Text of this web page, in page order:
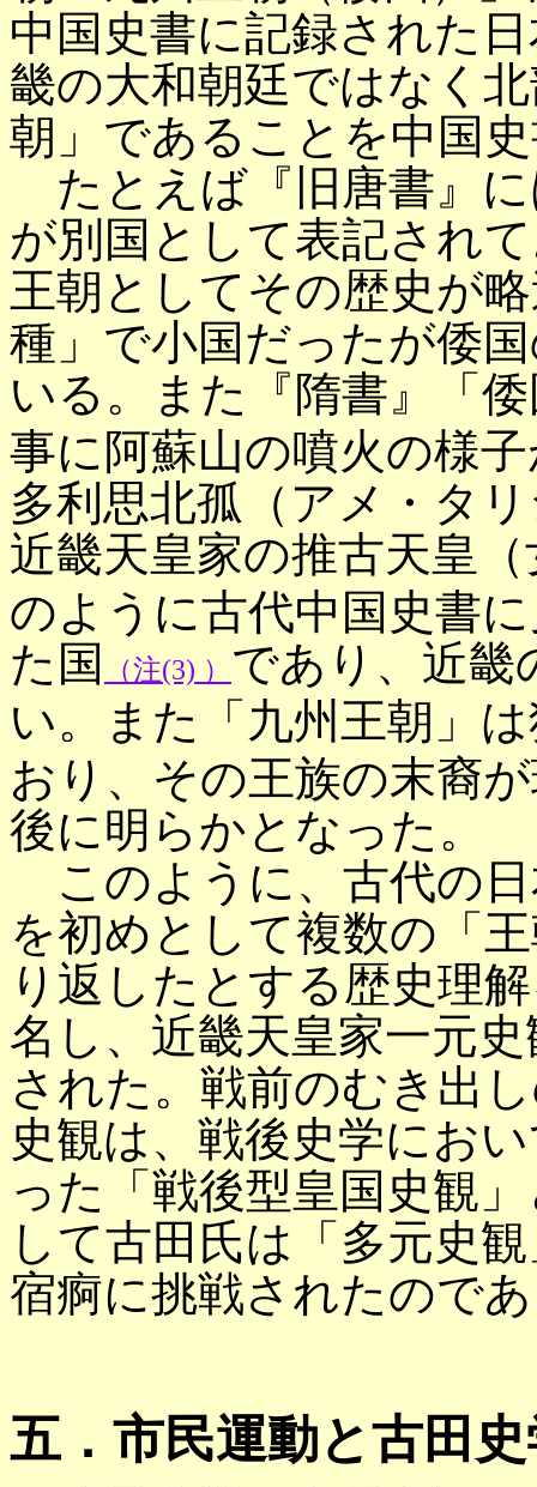
中国史書に記録された
畿の大和朝廷ではなく
朝」であることを中国
たとえば『旧唐書』に
が別国として表記され
王朝としてその歴史が
種」で小国だったが倭
いる。また『隋書』「
事に阿蘇山の噴火の様
多利思北孤（アメ・タ
近畿天皇家の推古天皇
のように古代中国史書
た国
（注(3) ） であり、近畿
い。また「九州王朝」
おり、その王族の末裔
後に明らかとなった。
このように、古代の
を初めとして複数の「
り返したとする歴史理
名し、近畿天皇家一元
された。戦前のむき出
史観は、戦後史学にお
った「戦後型皇国史観
して古田氏は「多元史
宿痾に挑戦されたので
五．市民運動と古田